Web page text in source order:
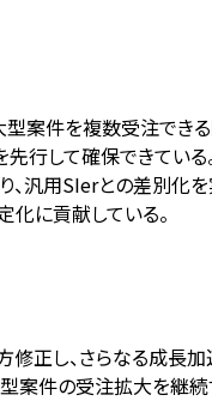
案件を複数受注でき
行して確保できている
汎用SIerとの差別化を
に貢献している。
し、さらなる成長加
案件の受注拡大を継続